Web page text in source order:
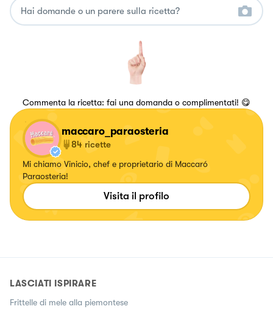
Commenta la ricetta: fai una domanda o complimentati! 😋
maccaro_paraosteria
84 ricette
Mi chiamo Vinicio, chef e proprietario di Maccaró
Paraosteria!
Visita il profilo
LASCIATI ISPIRARE
Frittelle di mele alla piemontese